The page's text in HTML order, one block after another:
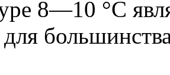
8—10 °С